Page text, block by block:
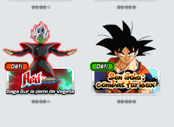
⭐⭐⭐⭐⭐ ⭐⭐⭐⭐⭐
⭐⭐⭐⭐⭐ ⭐⭐⭐⭐⭐